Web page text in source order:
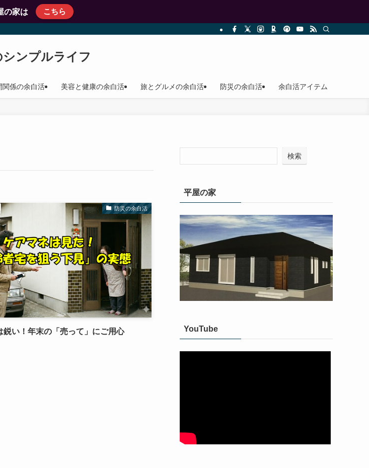
の家は こちら
ンプルライフ
関係の余白活 美容と健康の余白活 旅とグルメの余白活 防災の余白活 余白活アイテム
防災の余白活
鋭い！年末の「売って」にご用心
検索
平屋の家
YouTube